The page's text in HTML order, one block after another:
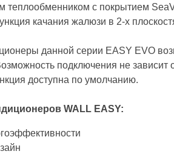
теплообменником с покрытием
качания жалюзи в 2-х
данной серии EASY EVO
подключения не зависит
доступна по умолчанию.
WALL EASY: